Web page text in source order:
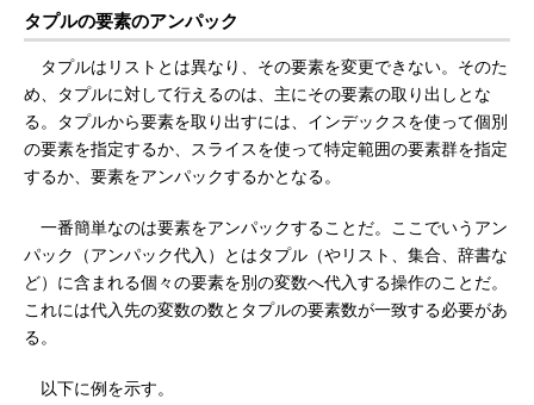
タプルの要素のアンパック
タプルはリストとは異なり、その要素を変更できない。そのた
め、タプルに対して行えるのは、主にその要素の取り出しとな
る。タプルから要素を取り出すには、インデックスを使って個別
の要素を指定するか、スライスを使って特定範囲の要素群を指定
するか、要素をアンパックするかとなる。
一番簡単なのは要素をアンパックすることだ。ここでいうアン
パック（アンパック代入）とはタプル（やリスト、集合、辞書な
ど）に含まれる個々の要素を別の変数へ代入する操作のことだ。
これには代入先の変数の数とタプルの要素数が一致する必要があ
る。
以下に例を示す。